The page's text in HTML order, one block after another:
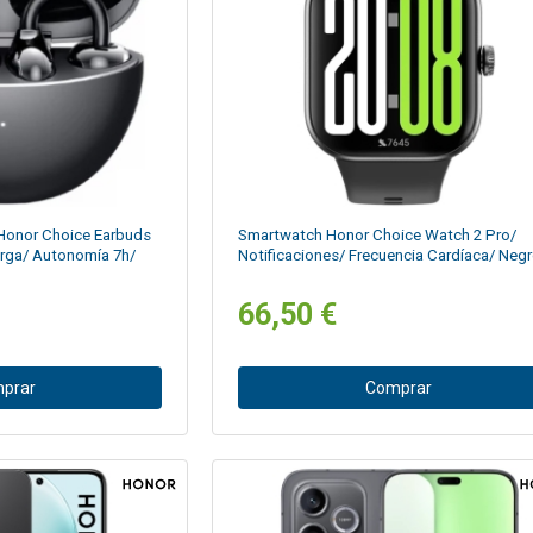
Choice Earbuds
Autonomía 7h/
Smartwatch Honor Choice Watch 2 Pro/
Notificaciones/ Frecuencia Cardíaca/
66,50 €
Comprar